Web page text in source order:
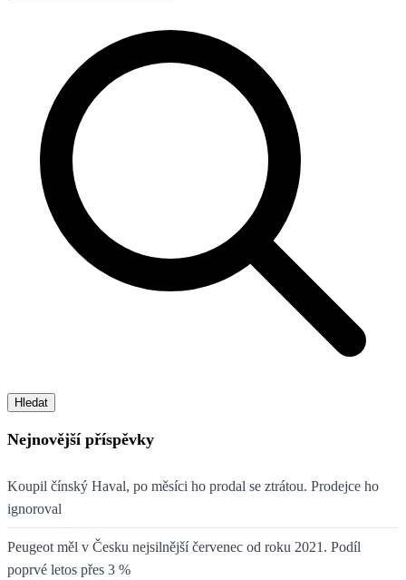
Hledat
Nejnovější příspěvky
Koupil čínský Haval, po měsíci ho prodal se ztrátou. Prodejce ho
ignoroval
Peugeot měl v Česku nejsilnější červenec od roku 2021. Podíl
poprvé letos přes 3 %